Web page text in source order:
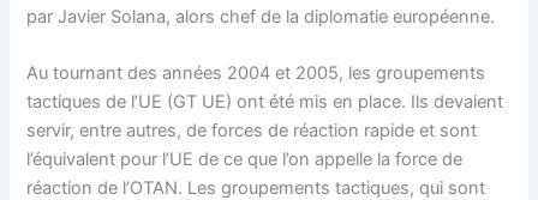
par Javier Solana, alors chef de la diplomatie européenne.
Au tournant des années 2004 et 2005, les groupements
tactiques de l’UE (GT UE) ont été mis en place. Ils devaient
servir, entre autres, de forces de réaction rapide et sont
l’équivalent pour l’UE de ce que l’on appelle la force de
réaction de l’OTAN. Les groupements tactiques, qui sont